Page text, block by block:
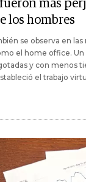
más
los hombres
se observa en las
el home office.
y con menos
el trabajo